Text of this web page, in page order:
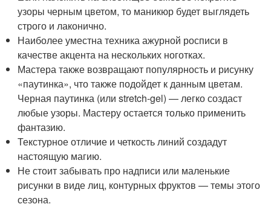
узоры черным цветом, то маникюр будет выглядеть
строго и лаконично.
Наиболее уместна техника ажурной росписи в
качестве акцента на нескольких ноготках.
Мастера также возвращают популярность и рисунку
«паутинка», что также подойдет к данным цветам.
Черная паутинка (или stretch-gel) — легко создаст
любые узоры. Мастеру остается только применить
фантазию.
Текстурное отличие и четкость линий создадут
настоящую магию.
Не стоит забывать про надписи или маленькие
рисунки в виде лиц, контурных фруктов — темы этого
сезона.